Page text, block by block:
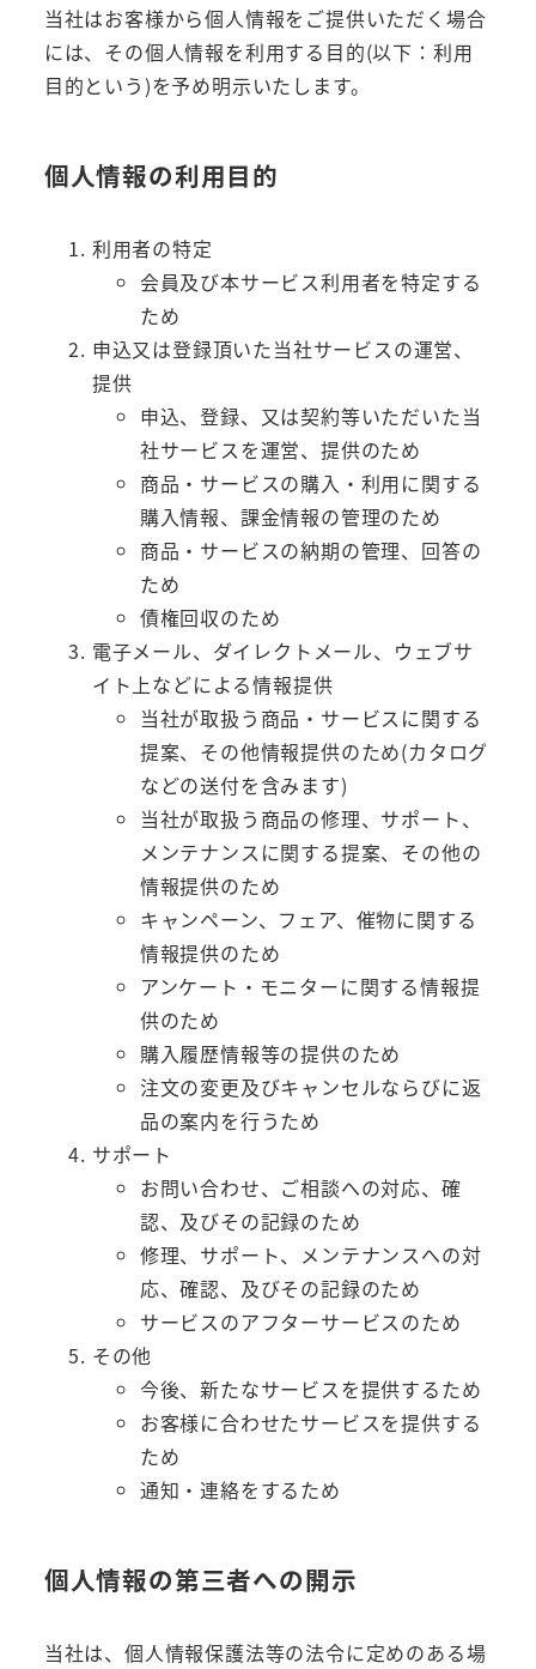
当社はお客様から個人情報をご提供いただく場合
には、その個人情報を利用する目的(以下：利用
目的という)を予め明示いたします。
個人情報の利用目的
利用者の特定
会員及び本サービス利用者を特定する
ため
申込又は登録頂いた当社サービスの運営、
提供
申込、登録、又は契約等いただいた当
社サービスを運営、提供のため
商品・サービスの購入・利用に関する
購入情報、課金情報の管理のため
商品・サービスの納期の管理、回答の
ため
債権回収のため
電子メール、ダイレクトメール、ウェブサ
イト上などによる情報提供
当社が取扱う商品・サービスに関する
提案、その他情報提供のため(カタログ
などの送付を含みます)
当社が取扱う商品の修理、サポート、
メンテナンスに関する提案、その他の
情報提供のため
キャンペーン、フェア、催物に関する
情報提供のため
アンケート・モニターに関する情報提
供のため
購入履歴情報等の提供のため
注文の変更及びキャンセルならびに返
品の案内を行うため
サポート
お問い合わせ、ご相談への対応、確
認、及びその記録のため
修理、サポート、メンテナンスへの対
応、確認、及びその記録のため
サービスのアフターサービスのため
その他
今後、新たなサービスを提供するため
お客様に合わせたサービスを提供する
ため
通知・連絡をするため
個人情報の第三者への開示
当社は、個人情報保護法等の法令に定めのある場